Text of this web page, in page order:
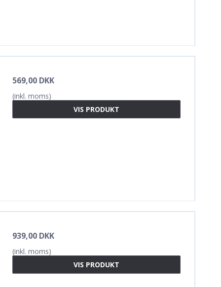
569,00 DKK
(inkl. moms)
VIS PRODUKT
939,00 DKK
(inkl. moms)
VIS PRODUKT